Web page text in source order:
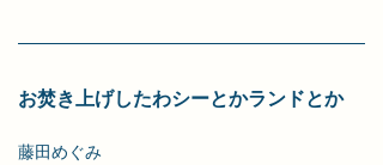
お焚き上げしたわシーとかランドとか
藤田めぐみ